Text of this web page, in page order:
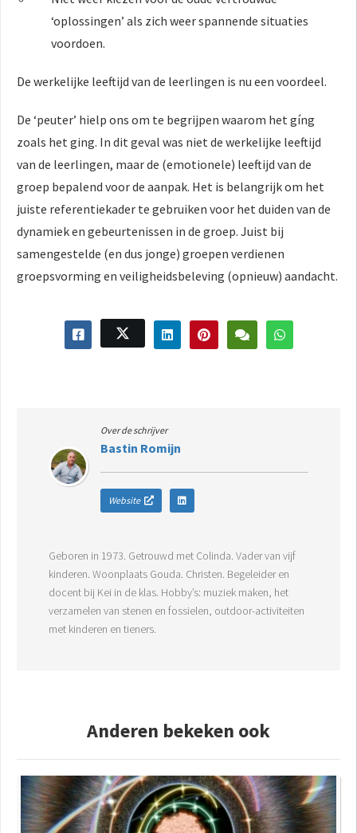
‘oplossingen’ als zich weer spannende situaties
voordoen.
De werkelijke leeftijd van de leerlingen is nu een voordeel.
De ‘peuter’ hielp ons om te begrijpen waarom het gíng
zoals het ging. In dit geval was niet de werkelijke leeftijd
van de leerlingen, maar de (emotionele) leeftijd van de
groep bepalend voor de aanpak. Het is belangrijk om het
juiste referentiekader te gebruiken voor het duiden van de
dynamiek en gebeurtenissen in de groep. Juist bij
samengestelde (en dus jonge) groepen verdienen
groepsvorming en veiligheidsbeleving (opnieuw) aandacht.
Over de schrijver
Bastin Romijn
Website
Geboren in 1973. Getrouwd met Colinda. Vader van vijf
kinderen. Woonplaats Gouda. Christen. Begeleider en
docent bij Kei in de klas. Hobby’s: muziek maken, het
verzamelen van stenen en fossielen, outdoor-activiteiten
met kinderen en tieners.
Anderen bekeken ook